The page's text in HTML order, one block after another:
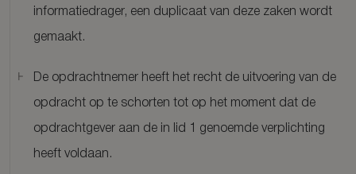
informatiedrager, een duplicaat van deze zaken wordt
gemaakt.
De opdrachtnemer heeft het recht de uitvoering van de
opdracht op te schorten tot op het moment dat de
opdrachtgever aan de in lid 1 genoemde verplichting
heeft voldaan.